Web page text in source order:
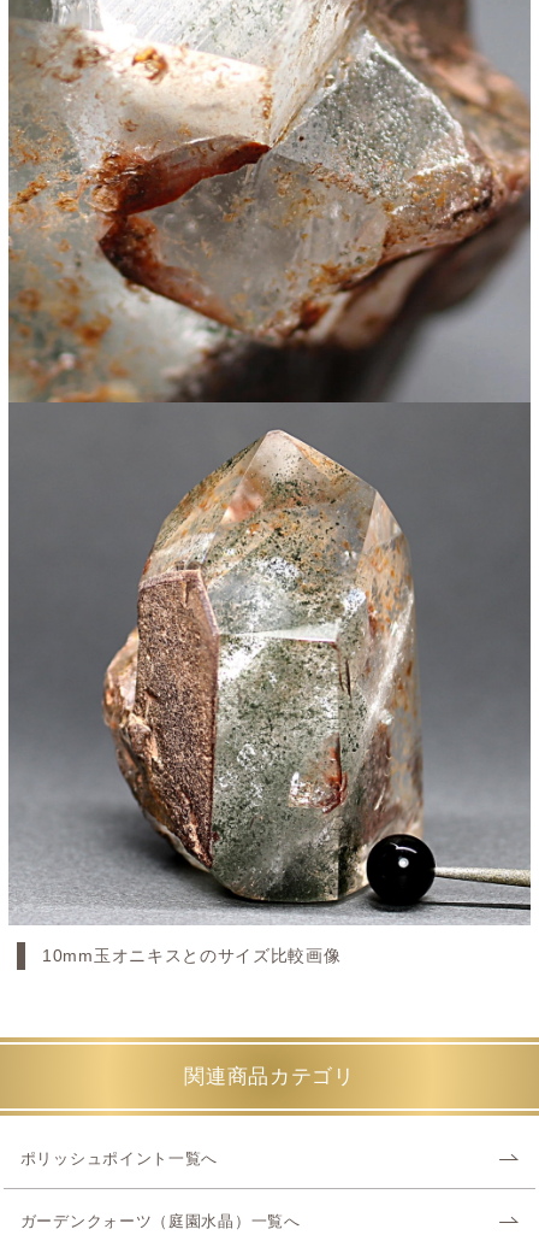
10mm玉オニキスとのサイズ比較画像
関連商品カテゴリ
ポリッシュポイント一覧へ
ガーデンクォーツ（庭園水晶）一覧へ